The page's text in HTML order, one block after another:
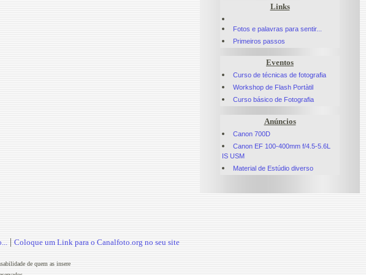
Links
Fotos e palavras para sentir...
Primeiros passos
Eventos
Curso de técnicas de fotografia
Workshop de Flash Portàtil
Curso básico de Fotografia
Anúncios
Canon 700D
Canon EF 100-400mm f/4.5-5.6L
IS USM
Material de Estúdio diverso
| Coloque um Link para o Canalfoto.org no seu site
de quem as insere